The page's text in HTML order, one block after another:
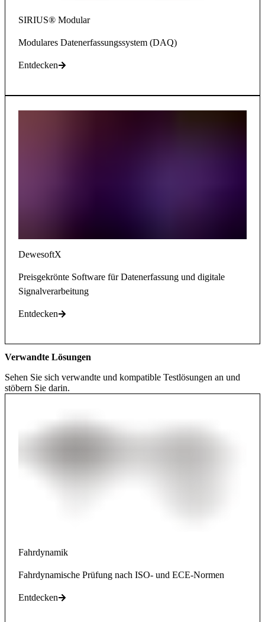
SIRIUS® Modular
Modulares Datenerfassungssystem (DAQ)
Entdecken
DewesoftX
Preisgekrönte Software für Datenerfassung und digitale
Signalverarbeitung
Entdecken
Verwandte Lösungen
Sehen Sie sich verwandte und kompatible Testlösungen an und
stöbern Sie darin.
Fahrdynamik
Fahrdynamische Prüfung nach ISO- und ECE-Normen
Entdecken